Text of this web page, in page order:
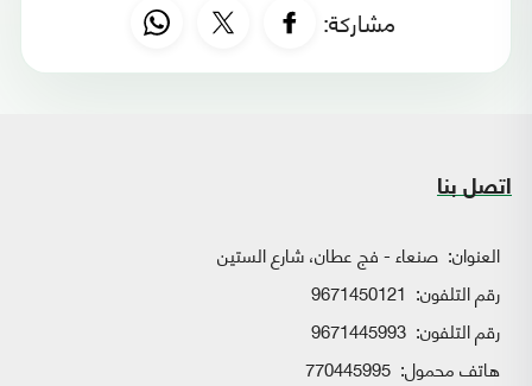
مشاركة:
اتصل بنا
العنوان: صنعاء - فج عطان، شارع الستين
رقم التلفون: 9671450121
رقم التلفون: 9671445993
هاتف محمول: 770445995